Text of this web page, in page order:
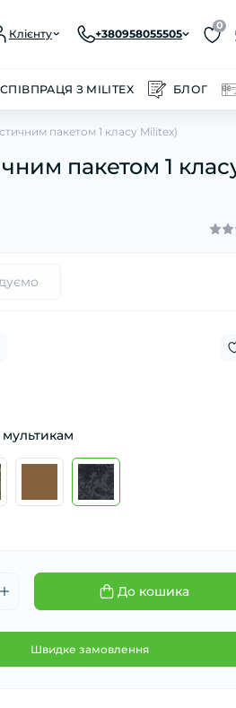
Клієнту +380958055505
0
СПІВПРАЦЯ З MILITEX БЛОГ
пакетом 1 класу Militex)
пакетом 1
До кошика
Швидке замовлення